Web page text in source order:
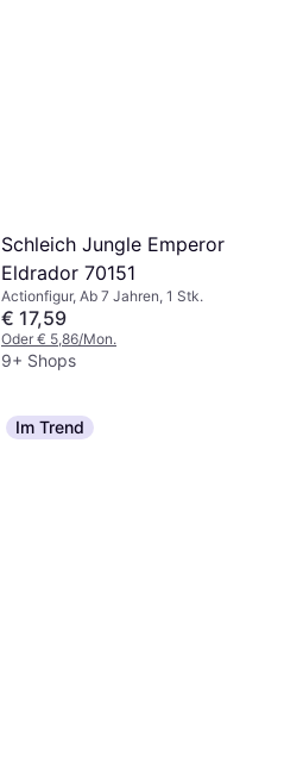
Schleich Jungle Emperor
Eldrador 70151
Actionfigur, Ab 7 Jahren, 1 Stk.
€ 17,59
Oder € 5,86/Mon.
9+ Shops
Im Trend